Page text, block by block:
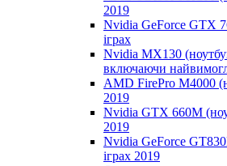
2019
Nvidia GeForce GTX
іграх
Nvidia MX130
включаючи
AMD FirePro M4000
2019
Nvidia GTX 660M
2019
Nvidia GeForce
іграх 2019